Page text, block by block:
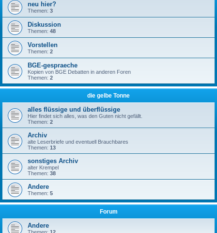
neu hier?
Themen: 3
Diskussion
Themen: 48
Vorstellen
Themen: 2
BGE-gespraeche
Kopien von BGE Debatten in anderen Foren
Themen: 2
die gelbe Tonne
alles flüssige und überflüssige
Hier findet sich alles, was den Guten nicht gefällt.
Themen: 2
Archiv
alte Leserbriefe und eventuell Brauchbares
Themen: 13
sonstiges Archiv
alter Krempel
Themen: 38
Andere
Themen: 5
Forum
Andere